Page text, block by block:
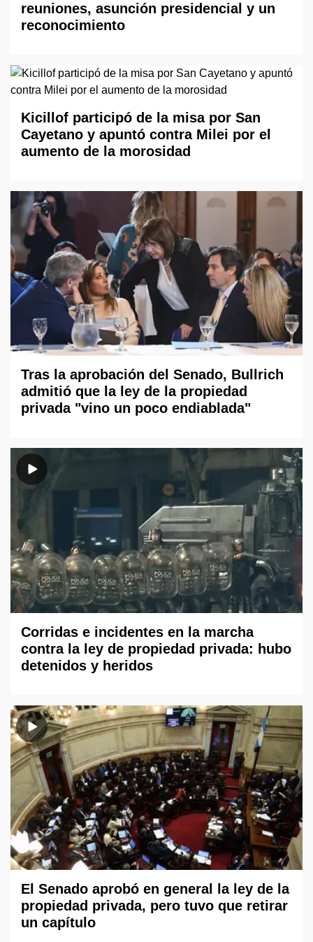
reuniones, asunción presidencial y un
reconocimiento
Kicillof participó de la misa por San
Cayetano y apuntó contra Milei por el
aumento de la morosidad
Tras la aprobación del Senado, Bullrich
admitió que la ley de la propiedad
privada "vino un poco endiablada"
Corridas e incidentes en la marcha
contra la ley de propiedad privada: hubo
detenidos y heridos
El Senado aprobó en general la ley de la
propiedad privada, pero tuvo que retirar
un capítulo